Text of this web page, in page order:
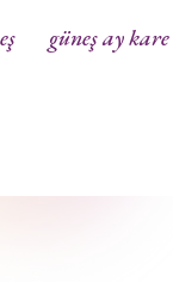
güneş ay kare